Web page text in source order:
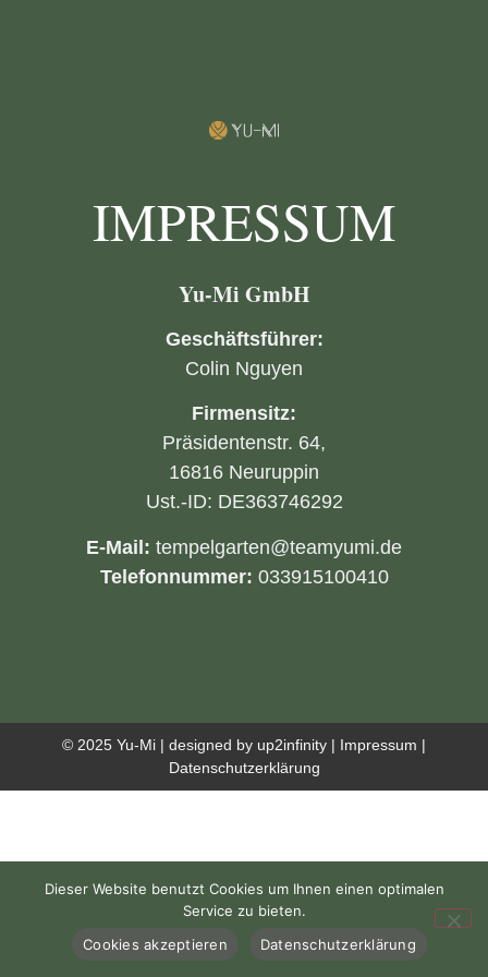
IMPRESSUM
Yu-Mi GmbH
Geschäftsführer:
Colin Nguyen
Firmensitz:
Präsidentenstr. 64,
16816 Neuruppin
Ust.-ID: DE363746292
E-Mail: tempelgarten@teamyumi.de
Telefonnummer: 033915100410
© 2025 Yu-Mi | designed by up2infinity | Impressum |
Datenschutzerklärung
Dieser Website benutzt Cookies um Ihnen einen optimalen
Service zu bieten.
Cookies akzeptieren
Datenschutzerklärung